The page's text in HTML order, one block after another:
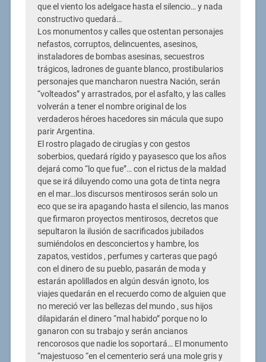
que el viento los adelgace hasta el silencio… y nada
constructivo quedará…
Los monumentos y calles que ostentan personajes
nefastos, corruptos, delincuentes, asesinos,
instaladores de bombas asesinas, secuestros
trágicos, ladrones de guante blanco, prostibularios
personajes que mancharon nuestra Nación, serán
“volteados” y arrastrados, por el asfalto, y las calles
volverán a tener el nombre original de los
verdaderos héroes hacedores sin mácula que supo
parir Argentina.
El rostro plagado de cirugías y con gestos
soberbios, quedará rígido y payasesco que los años
dejará como “lo que fue”… con el rictus de la maldad
que se irá diluyendo como una gota de tinta negra
en el mar…los discursos mentirosos serán solo un
eco que se ira apagando hasta el silencio, las manos
que firmaron proyectos mentirosos, decretos que
sepultaron la ilusión de sacrificados jubilados
sumiéndolos en desconciertos y hambre, los
zapatos, vestidos , perfumes y carteras que pagó
con el dinero de su pueblo, pasarán de moda y
estarán apolillados en algún desván ignoto, los
viajes quedarán en el recuerdo como de alguien que
no mereció ver las bellezas del mundo , sus hijos
dilapidarán el dinero “mal habido” porque no lo
ganaron con su trabajo y serán ancianos
rencorosos que nadie los soportará… El monumento
“majestuoso “en el cementerio será una mole gris y